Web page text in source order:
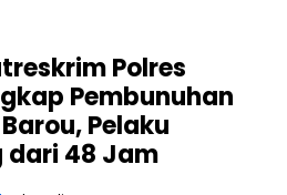
Polres
Pembunuhan
Pelaku
dari 48 Jam